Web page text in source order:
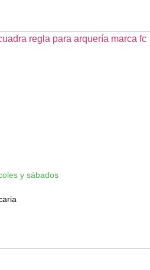
y sábados